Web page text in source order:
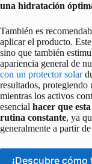
una hidratación
También es
aplicar el producto.
sino que también
apariencia general de
con un protector solar
resultados, protegiendo
mientras los activos
esencial hacer que
rutina constante, ya
generalmente a partir
¡Descubre